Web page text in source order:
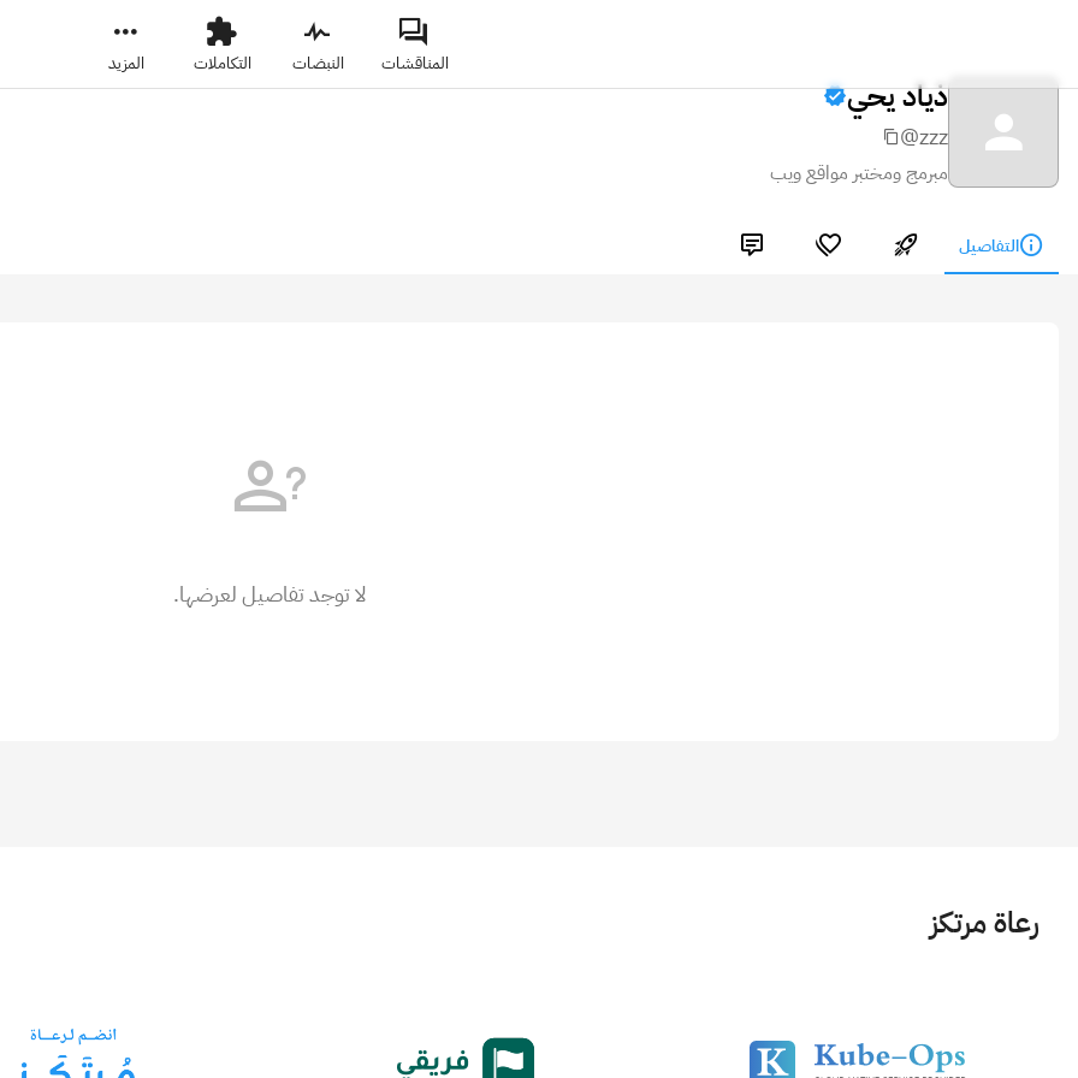
المناقشات النبضات التكاملات المزيد
ذياد يحي
@zzz
مبرمج ومختبر مواقع ويب
التفاصيل
لا توجد تفاصيل لعرضها.
رعاة مرتكز